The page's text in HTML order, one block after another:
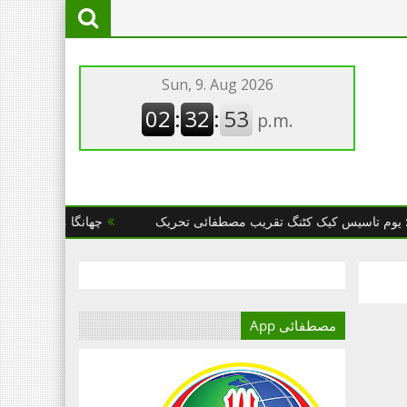
کیک کٹنگ تقریب مصطفائی تحریک چھانگا مانگا : مصطفائی
مصطفائی App
آج کا دور میڈیا کا